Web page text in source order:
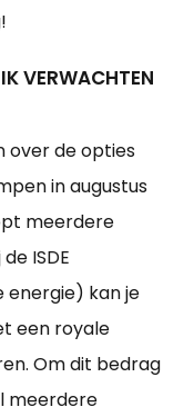
VERWACHTEN
over de opties
in augustus
meerdere
ISDE
energie) kan je
een royale
Om dit bedrag
meerdere